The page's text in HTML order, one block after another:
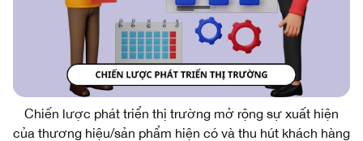
Chiến lược phát triển thị trường mở rộng sự xuất hiện
của thương hiệu/sản phẩm hiện có và thu hút khách hàng